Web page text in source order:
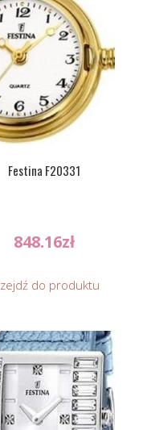
Festina F20331
848.16zł
do produktu